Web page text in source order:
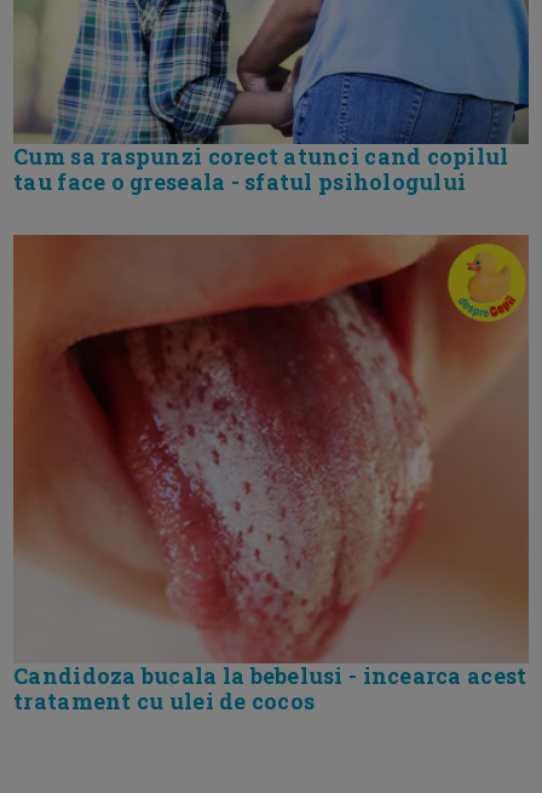
Cum sa raspunzi corect atunci cand copilul
tau face o greseala - sfatul psihologului
Candidoza bucala la bebelusi - incearca acest
tratament cu ulei de cocos